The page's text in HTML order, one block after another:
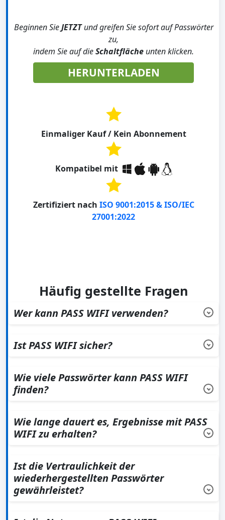
Beginnen SieJETZTund greifen Sie sofort auf Passwörter
zu,
indem Sie auf dieSchaltfläche unten klicken.
HERUNTERLADEN
Einmaliger Kauf / Kein Abonnement
Kompatibel mit
Zertifiziert nach ISO 9001:2015 & ISO/IEC
27001:2022
Häufig gestellte Fragen
Wer kann PASS WIFI verwenden?
WLAN-Netzwerke zugreifen möchte, für die er autorisiert
Ist PASS WIFI sicher?
Wie viele Passwörter kann PASS WIFI
finden?
viele WLAN-Passwörter wiederherstellen.
Wie lange dauert es, Ergebnisse mit PASS
WIFI zu erhalten?
Minuten nach dem Start der Anwendung vor.
Ist die Vertraulichkeit der
wiederhergestellten Passwörter
gewährleistet?